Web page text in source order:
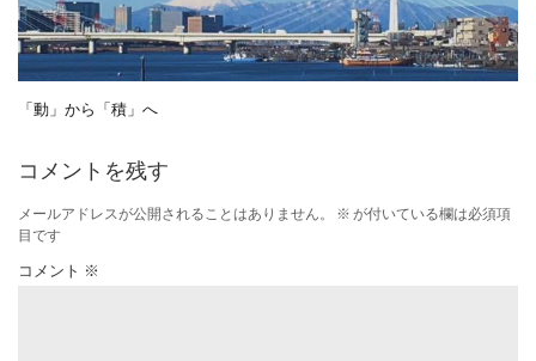
「動」から「積」へ
コメントを残す
メールアドレスが公開されることはありません。 ※ が付いている欄は必須項
目です
コメント ※